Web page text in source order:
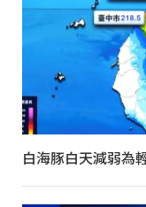
白海豚白天減弱為